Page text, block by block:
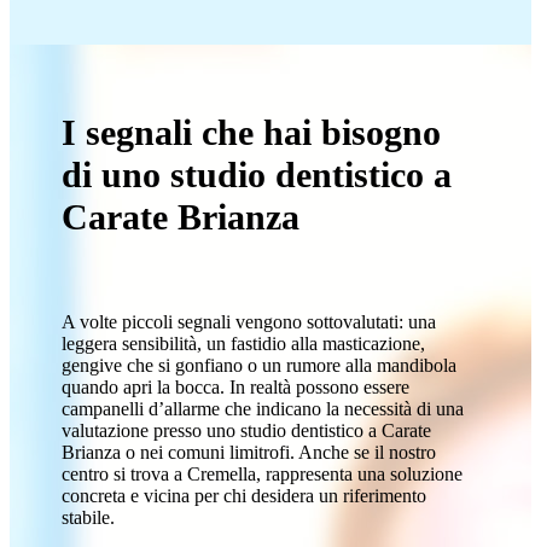
I segnali che hai bisogno
di uno studio dentistico a
Carate Brianza
A volte piccoli segnali vengono sottovalutati: una
leggera sensibilità, un fastidio alla masticazione,
gengive che si gonfiano o un rumore alla mandibola
quando apri la bocca. In realtà possono essere
campanelli d’allarme che indicano la necessità di una
valutazione presso uno studio dentistico a Carate
Brianza o nei comuni limitrofi. Anche se il nostro
centro si trova a Cremella, rappresenta una soluzione
concreta e vicina per chi desidera un riferimento
stabile.